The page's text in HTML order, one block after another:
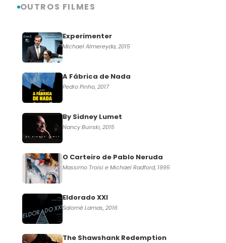
OUTROS FILMES
Experimenter
Michael Almereyda, 2015
A Fábrica de Nada
Pedro Pinho, 2017
By Sidney Lumet
Nancy Buirski, 2015
O Carteiro de Pablo Neruda
Massimo Troisi e Michael Radford, 1995
Eldorado XXI
Salomé Lamas, 2016
The Shawshank Redemption